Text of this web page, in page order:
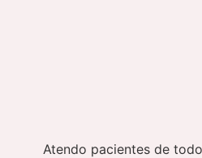
Atendo pacientes de